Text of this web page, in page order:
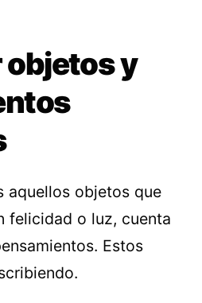
objetos y
aquellos objetos que
felicidad o luz, cuenta
Estos